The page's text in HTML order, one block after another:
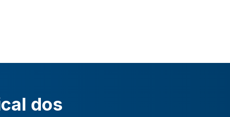
dos